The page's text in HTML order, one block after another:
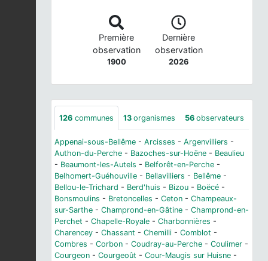
Première
observation
1900
Dernière
observation
2026
126 communes 13 organismes 56 observateurs
Appenai-sous-Bellême - Arcisses - Argenvilliers -
Authon-du-Perche - Bazoches-sur-Hoëne - Beaulieu
- Beaumont-les-Autels - Belforêt-en-Perche -
Belhomert-Guéhouville - Bellavilliers - Bellême -
Bellou-le-Trichard - Berd'huis - Bizou - Boëcé -
Bonsmoulins - Bretoncelles - Ceton - Champeaux-
sur-Sarthe - Champrond-en-Gâtine - Champrond-en-
Perchet - Chapelle-Royale - Charbonnières -
Charencey - Chassant - Chemilli - Comblot -
Combres - Corbon - Coudray-au-Perche - Coulimer -
Courgeon - Courgeoût - Cour-Maugis sur Huisne -